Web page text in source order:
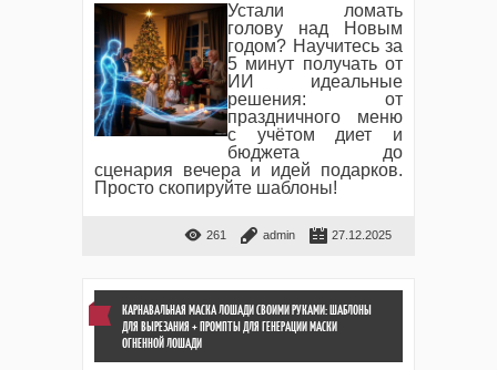
Устали ломать
голову над Новым
годом? Научитесь за
5 минут получать от
ИИ идеальные
решения: от
праздничного меню
с учётом диет и
бюджета до
сценария вечера и идей подарков.
Просто скопируйте шаблоны!
261 admin 27.12.2025
КАРНАВАЛЬНАЯ МАСКА ЛОШАДИ СВОИМИ РУКАМИ: ШАБЛОНЫ
ДЛЯ ВЫРЕЗАНИЯ + ПРОМПТЫ ДЛЯ ГЕНЕРАЦИИ МАСКИ
ОГНЕННОЙ ЛОШАДИ